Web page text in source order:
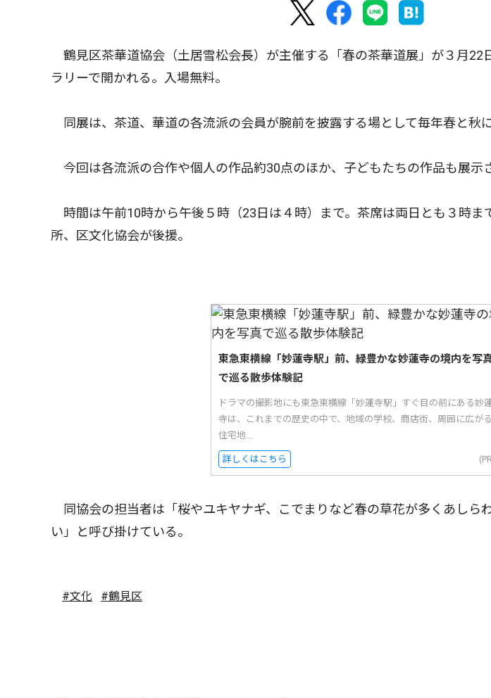
鶴見区茶華道協会（土居雪松会長）が主催する「春の茶華道展」が３月22
ラリーで開かれる。入場無料。
同展は、茶道、華道の各流派の会員が腕前を披露する場として毎年春と秋に
今回は各流派の合作や個人の作品約30点のほか、子どもたちの作品も展示
時間は午前10時から午後５時（23日は４時）まで。茶席は両日とも３時ま
所、区文化協会が後援。
東急東横線「妙蓮寺駅」前、緑豊かな妙蓮寺の境内を写
で巡る散歩体験記
ドラマの撮影地にも東急東横線「妙蓮寺駅」すぐ目の前にある妙
寺は、これまでの歴史の中で、地域の学校、商店街、周囲に広がる
住宅地...
詳しくはこちら
同協会の担当者は「桜やユキヤナギ、こでまりなど春の草花が多くあしら
い」と呼び掛けている。
#文化 #鶴見区